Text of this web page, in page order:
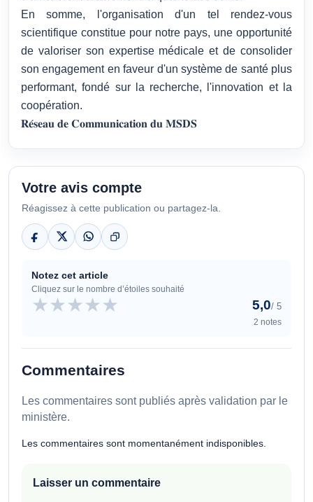
En somme, l'organisation d'un tel rendez-vous
scientifique constitue pour notre pays, une opportunité
de valoriser son expertise médicale et de consolider
son engagement en faveur d'un système de santé plus
performant, fondé sur la recherche, l'innovation et la
coopération.
𝐑𝐞́𝐬𝐞𝐚𝐮 𝐝𝐞 𝐂𝐨𝐦𝐦𝐮𝐧𝐢𝐜𝐚𝐭𝐢𝐨𝐧 𝐝𝐮 𝐌𝐒𝐃𝐒
Votre avis compte
Réagissez à cette publication ou partagez-la.
Notez cet article
Cliquez sur le nombre d’étoiles souhaité
★★★★★ 5,0/ 5
2 notes
Commentaires
Les commentaires sont publiés après validation par le
ministère.
Les commentaires sont momentanément indisponibles.
Laisser un commentaire